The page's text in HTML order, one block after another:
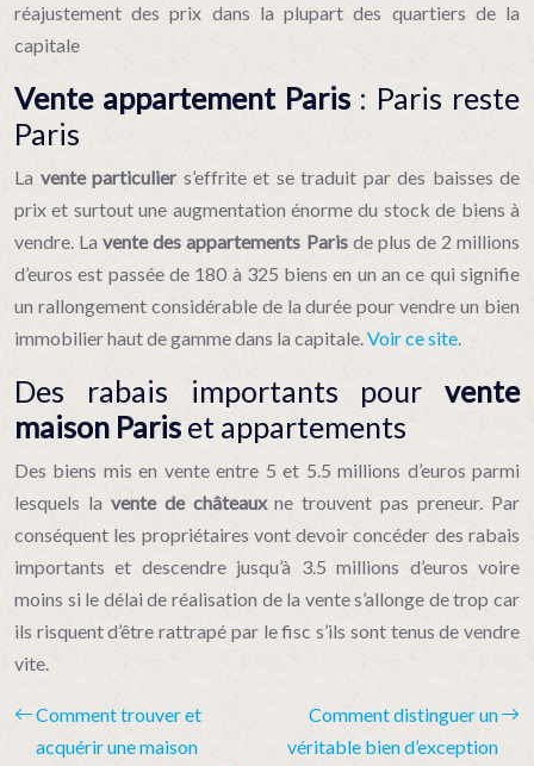
réajustement des prix dans la plupart des quartiers de la
capitale
Vente appartement Paris: Paris reste
Paris
La vente particulier s’effrite et se traduit par des baisses de
prix et surtout une augmentation énorme du stock de biens à
vendre. Lavente des appartements Parisde plus de 2 millions
d’euros est passée de 180 à 325 biens en un an ce qui signifie
un rallongement considérable de la durée pour vendre un bien
immobilier haut de gamme dans la capitale.Voir ce site.
Des rabais importants pour vente
maison Paris et appartements
Des biens mis en vente entre 5 et 5.5 millions d’euros parmi
lesquels la vente de châteauxne trouvent pas preneur. Par
conséquent les propriétaires vont devoir concéder des rabais
importants et descendre jusqu’à 3.5 millions d’euros voire
moins si le délai de réalisation de la vente s’allonge de trop car
ils risquent d’être rattrapé par le fisc s’ils sont tenus de vendre
vite.
Comment trouver et
acquérir une maison
Comment distinguer un
véritable bien d’exception